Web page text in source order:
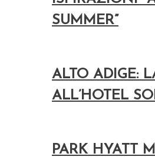
SUMMER”
ALTO ADIGE:
ALL’HOTEL
PARK HYATT